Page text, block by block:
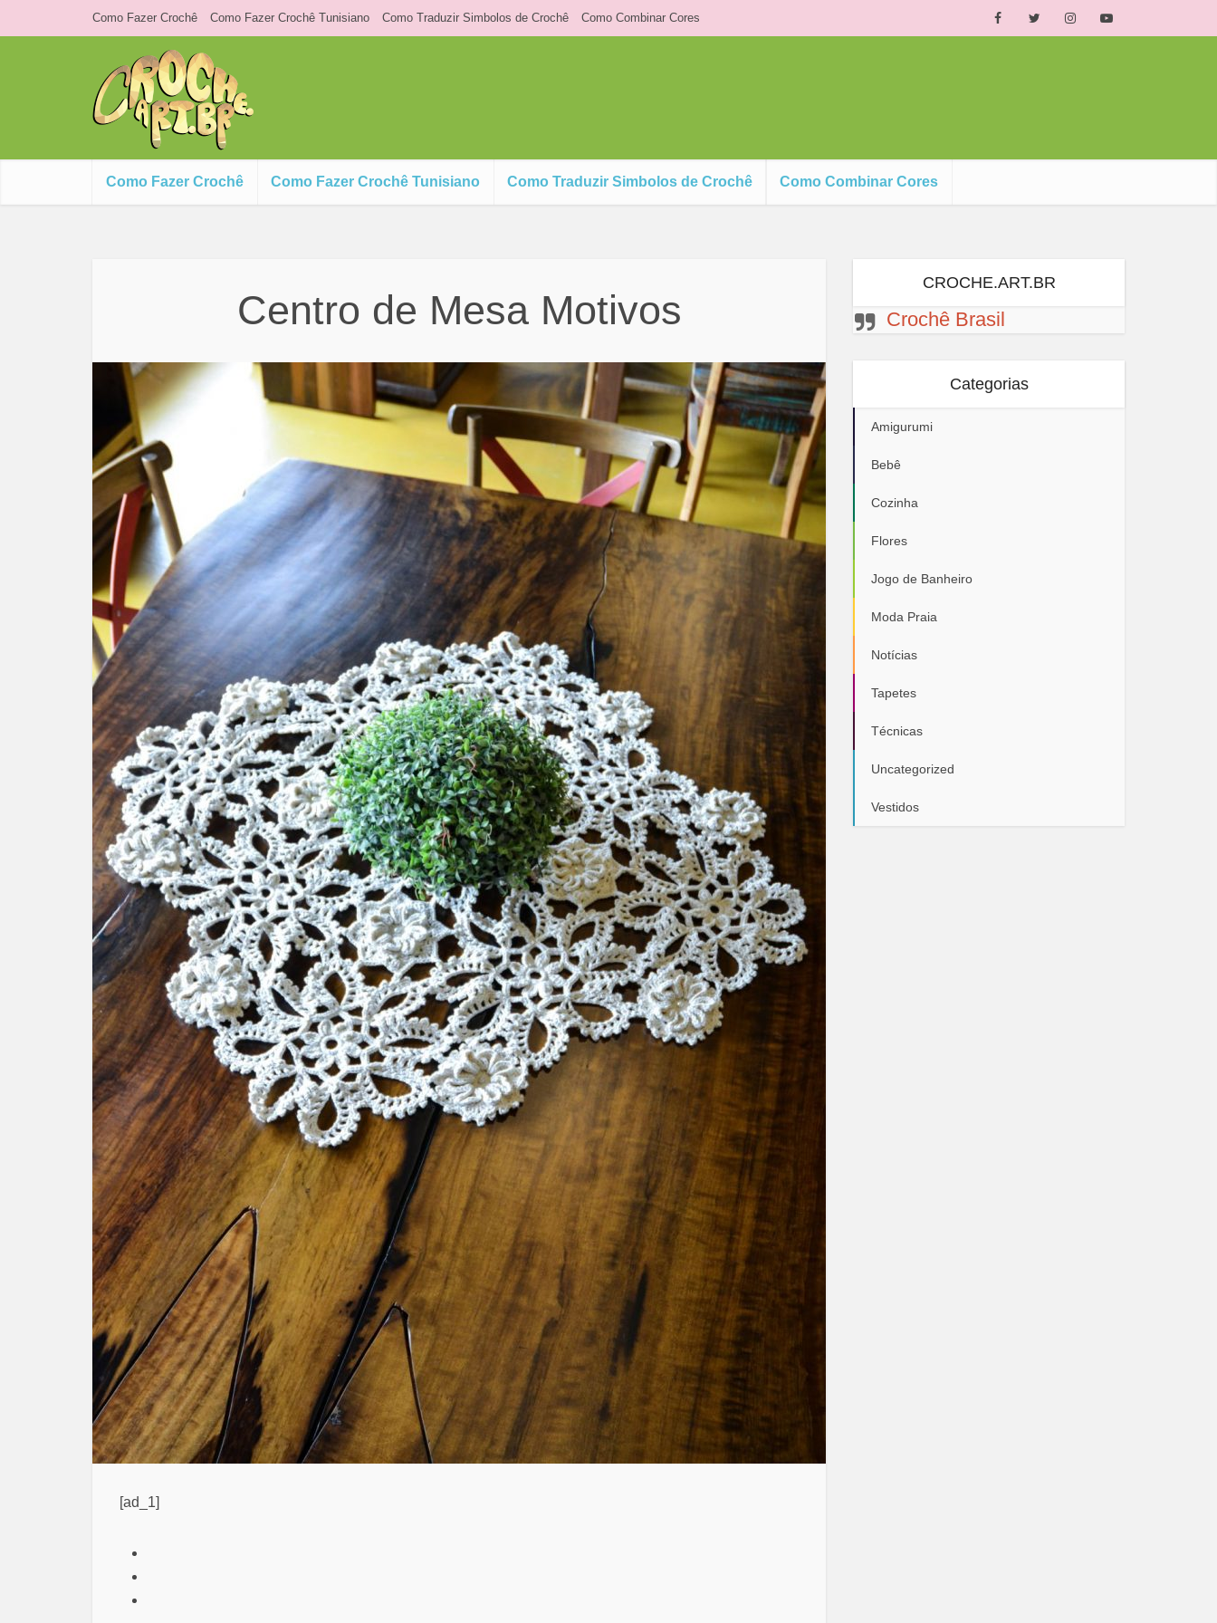
Como Fazer Crochê Como Fazer Crochê Tunisiano Como Traduzir Simbolos de Crochê Como Combinar Cores
Como Fazer Crochê Como Fazer Crochê Tunisiano Como Traduzir Simbolos de Crochê Como Combinar Cores
Centro de Mesa Motivos
[ad_1]
CROCHE.ART.BR
Crochê Brasil
Categorias
Amigurumi
Bebê
Cozinha
Flores
Jogo de Banheiro
Moda Praia
Notícias
Tapetes
Técnicas
Uncategorized
Vestidos